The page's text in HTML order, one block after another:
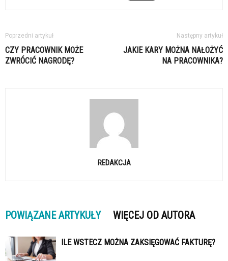
Poprzedni artykuł
CZY PRACOWNIK MOŻE
ZWRÓCIĆ NAGRODĘ?
Następny artykuł
JAKIE KARY MOŻNA NAŁOŻYĆ
NA PRACOWNIKA?
REDAKCJA
POWIĄZANE ARTYKUŁY WIĘCEJ OD AUTORA
ILE WSTECZ MOŻNA ZAKSIĘGOWAĆ FAKTURĘ?